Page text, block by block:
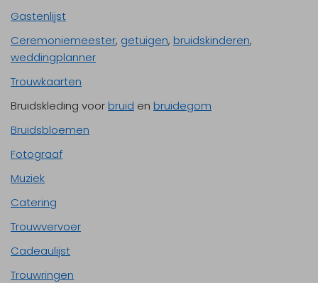
Gastenlijst
Ceremoniemeester, getuigen, bruidskinderen,
weddingplanner
Trouwkaarten
Bruidskleding voor bruid en bruidegom
Bruidsbloemen
Fotograaf
Muziek
Catering
Trouwvervoer
Cadeaulijst
Trouwringen